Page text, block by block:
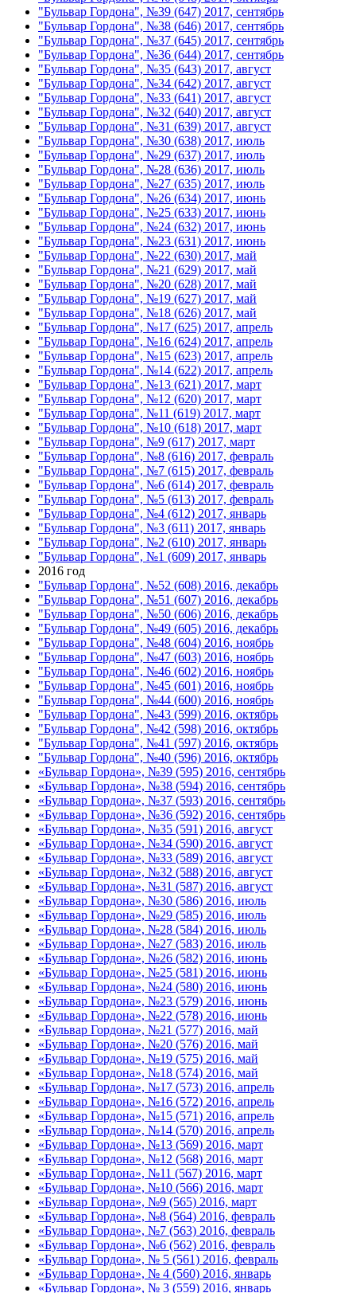
"Бульвар Гордона", №39 (647) 2017, сентябрь
"Бульвар Гордона", №38 (646) 2017, сентябрь
"Бульвар Гордона", №37 (645) 2017, сентябрь
"Бульвар Гордона", №36 (644) 2017, сентябрь
"Бульвар Гордона", №35 (643) 2017, август
"Бульвар Гордона", №34 (642) 2017, август
"Бульвар Гордона", №33 (641) 2017, август
"Бульвар Гордона", №32 (640) 2017, август
"Бульвар Гордона", №31 (639) 2017, август
"Бульвар Гордона", №30 (638) 2017, июль
"Бульвар Гордона", №29 (637) 2017, июль
"Бульвар Гордона", №28 (636) 2017, июль
"Бульвар Гордона", №27 (635) 2017, июль
"Бульвар Гордона", №26 (634) 2017, июнь
"Бульвар Гордона", №25 (633) 2017, июнь
"Бульвар Гордона", №24 (632) 2017, июнь
"Бульвар Гордона", №23 (631) 2017, июнь
"Бульвар Гордона", №22 (630) 2017, май
"Бульвар Гордона", №21 (629) 2017, май
"Бульвар Гордона", №20 (628) 2017, май
"Бульвар Гордона", №19 (627) 2017, май
"Бульвар Гордона", №18 (626) 2017, май
"Бульвар Гордона", №17 (625) 2017, апрель
"Бульвар Гордона", №16 (624) 2017, апрель
"Бульвар Гордона", №15 (623) 2017, апрель
"Бульвар Гордона", №14 (622) 2017, апрель
"Бульвар Гордона", №13 (621) 2017, март
"Бульвар Гордона", №12 (620) 2017, март
"Бульвар Гордона", №11 (619) 2017, март
"Бульвар Гордона", №10 (618) 2017, март
"Бульвар Гордона", №9 (617) 2017, март
"Бульвар Гордона", №8 (616) 2017, февраль
"Бульвар Гордона", №7 (615) 2017, февраль
"Бульвар Гордона", №6 (614) 2017, февраль
"Бульвар Гордона", №5 (613) 2017, февраль
"Бульвар Гордона", №4 (612) 2017, январь
"Бульвар Гордона", №3 (611) 2017, январь
"Бульвар Гордона", №2 (610) 2017, январь
"Бульвар Гордона", №1 (609) 2017, январь
2016 год
"Бульвар Гордона", №52 (608) 2016, декабрь
"Бульвар Гордона", №51 (607) 2016, декабрь
"Бульвар Гордона", №50 (606) 2016, декабрь
"Бульвар Гордона", №49 (605) 2016, декабрь
"Бульвар Гордона", №48 (604) 2016, ноябрь
"Бульвар Гордона", №47 (603) 2016, ноябрь
"Бульвар Гордона", №46 (602) 2016, ноябрь
"Бульвар Гордона", №45 (601) 2016, ноябрь
"Бульвар Гордона", №44 (600) 2016, ноябрь
"Бульвар Гордона", №43 (599) 2016, октябрь
"Бульвар Гордона", №42 (598) 2016, октябрь
"Бульвар Гордона", №41 (597) 2016, октябрь
"Бульвар Гордона", №40 (596) 2016, октябрь
«Бульвар Гордона», №39 (595) 2016, сентябрь
«Бульвар Гордона», №38 (594) 2016, сентябрь
«Бульвар Гордона», №37 (593) 2016, сентябрь
«Бульвар Гордона», №36 (592) 2016, сентябрь
«Бульвар Гордона», №35 (591) 2016, август
«Бульвар Гордона», №34 (590) 2016, август
«Бульвар Гордона», №33 (589) 2016, август
«Бульвар Гордона», №32 (588) 2016, август
«Бульвар Гордона», №31 (587) 2016, август
«Бульвар Гордона», №30 (586) 2016, июль
«Бульвар Гордона», №29 (585) 2016, июль
«Бульвар Гордона», №28 (584) 2016, июль
«Бульвар Гордона», №27 (583) 2016, июль
«Бульвар Гордона», №26 (582) 2016, июнь
«Бульвар Гордона», №25 (581) 2016, июнь
«Бульвар Гордона», №24 (580) 2016, июнь
«Бульвар Гордона», №23 (579) 2016, июнь
«Бульвар Гордона», №22 (578) 2016, июнь
«Бульвар Гордона», №21 (577) 2016, май
«Бульвар Гордона», №20 (576) 2016, май
«Бульвар Гордона», №19 (575) 2016, май
«Бульвар Гордона», №18 (574) 2016, май
«Бульвар Гордона», №17 (573) 2016, апрель
«Бульвар Гордона», №16 (572) 2016, апрель
«Бульвар Гордона», №15 (571) 2016, апрель
«Бульвар Гордона», №14 (570) 2016, апрель
«Бульвар Гордона», №13 (569) 2016, март
«Бульвар Гордона», №12 (568) 2016, март
«Бульвар Гордона», №11 (567) 2016, март
«Бульвар Гордона», №10 (566) 2016, март
«Бульвар Гордона», №9 (565) 2016, март
«Бульвар Гордона», №8 (564) 2016, февраль
«Бульвар Гордона», №7 (563) 2016, февраль
«Бульвар Гордона», №6 (562) 2016, февраль
«Бульвар Гордона», № 5 (561) 2016, февраль
«Бульвар Гордона», № 4 (560) 2016, январь
«Бульвар Гордона», № 3 (559) 2016, январь